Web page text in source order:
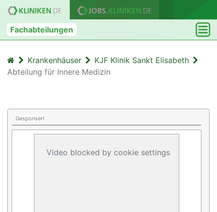
Fachabteilungen
Krankenhäuser
KJF Klinik Sankt Elisabeth
Abteilung für Innere Medizin
Gesponsert
Video blocked by cookie settings